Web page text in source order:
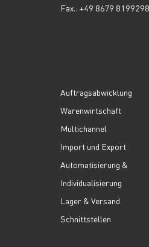
Fax.: +49 8679 8199298
Auftragsabwicklung
Warenwirtschaft
Multichannel
Import und Export
Automatisierung &
Individualisierung
Lager & Versand
Schnittstellen